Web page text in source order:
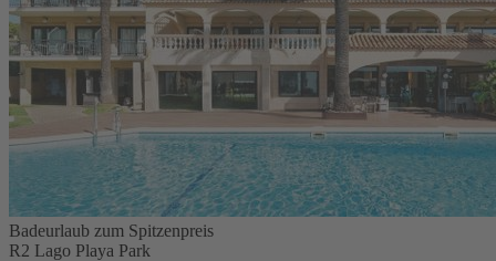
Badeurlaub zum Spitzenpreis
R2 Lago Playa Park